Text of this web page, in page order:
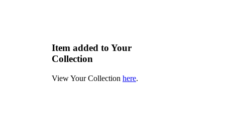
Item added to Your
Collection
View Your Collection here.